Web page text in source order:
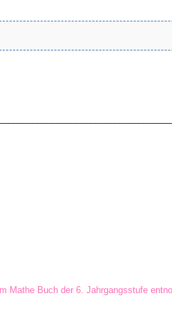
Buch der 6. Jahrgangsstufe